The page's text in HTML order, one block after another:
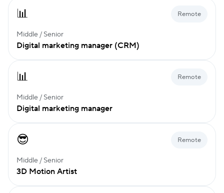
📊 Remote
Middle / Senior
Digital marketing manager (CRM)
📊 Remote
Middle / Senior
Digital marketing manager
😎 Remote
Middle / Senior
3D Motion Artist